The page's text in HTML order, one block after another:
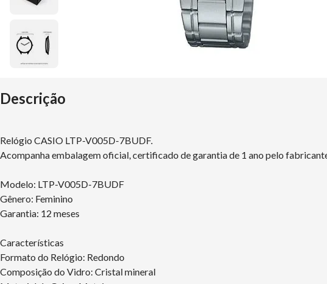
Descrição
Relógio CASIO LTP-V005D-7BUDF.
Acompanha embalagem oficial, certificado de garantia de 1 ano pelo
Modelo: LTP-V005D-7BUDF
Gênero: Feminino
Garantia: 12 meses
Características
Formato do Relógio: Redondo
Composição do Vidro: Cristal mineral